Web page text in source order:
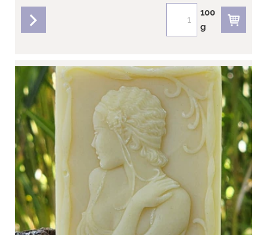
100
g
Clematis Coco Lemongrass szappan -...
Kókusztejjel készült indiai citromfű illatú Vegan natúr
szappan!
Tisztaság - egészség- természetesség